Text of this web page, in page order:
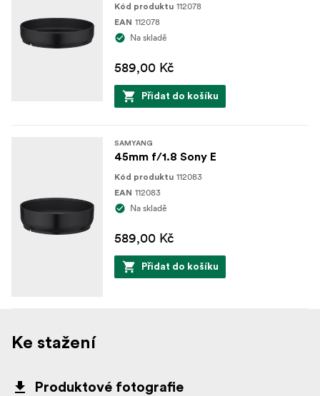
Kód produktu 112078
EAN 112078
Na skladě
589,00 Kč
Přidat do košíku
SAMYANG
45mm f/1.8 Sony E
Kód produktu 112083
EAN 112083
Na skladě
589,00 Kč
Přidat do košíku
Ke stažení
Produktové fotografie